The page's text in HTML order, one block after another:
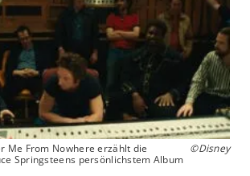
Me From Nowhere erzählt die
Springsteens persönlichstem Album
©Disney